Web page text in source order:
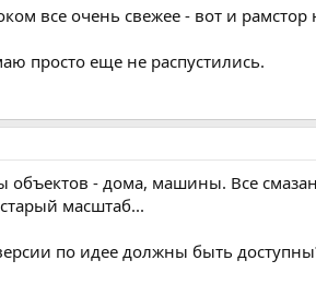
все очень свежее - вот и
просто еще не распустились.
объектов - дома, машины. Все
масштаб...
по идее должны быть